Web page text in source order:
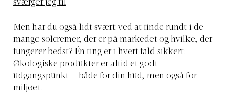
sværger jeg til
Men har du også lidt svært ved at finde rundt i de
mange solcremer, der er på markedet og hvilke, der
fungerer bedst? Én ting er i hvert fald sikkert:
Økologiske produkter er altid et godt
udgangspunkt – både for din hud, men også for
miljøet.